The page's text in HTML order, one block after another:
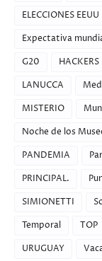
ELECCIONES EEUU
Expectativa
G20
HACKERS
LANUCCA
MISTERIO
Noche de los
PANDEMIA
PRINCIPAL.
SIMIONETTI
Temporal
TOP
URUGUAY